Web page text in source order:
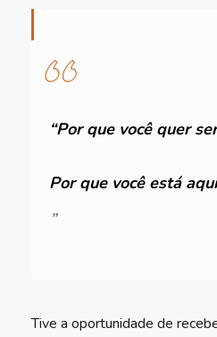
“Por que você quer
Por que você está
”
Tive a oportunidade de